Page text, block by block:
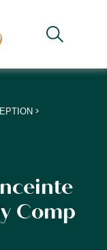
>
Comp